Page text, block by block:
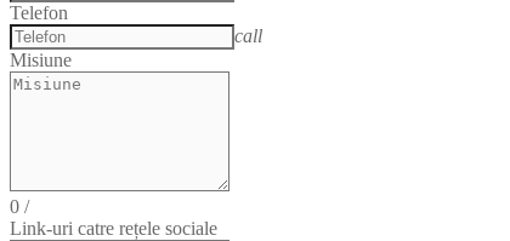
Telefon
call
Misiune
0 /
Link-uri catre rețele sociale